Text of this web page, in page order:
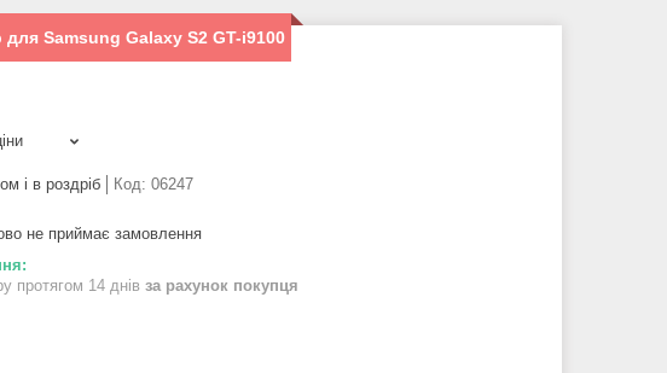
Samsung Galaxy S2 GT-i9100
і в роздріб Код: 06247
не приймає замовлення
протягом 14 днів за рахунок покупця